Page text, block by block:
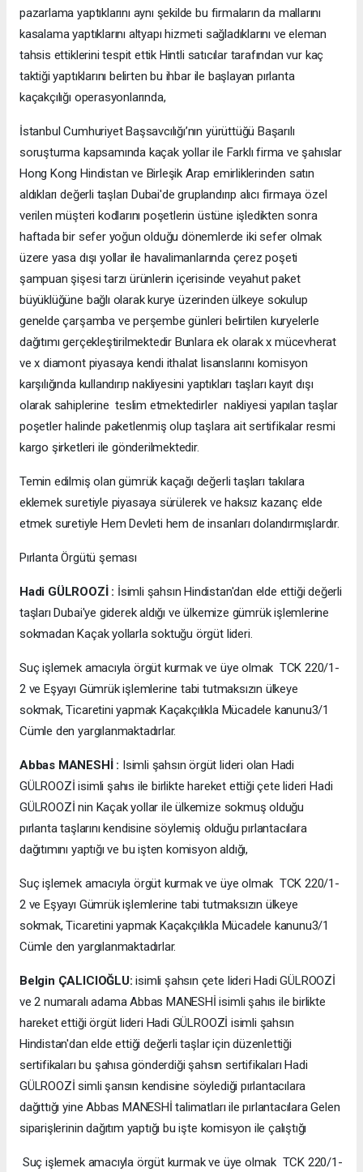
pazarlama yaptıklarını aynı şekilde bu firmaların da mallarını
kasalama yaptıklarını altyapı hizmeti sağladıklarını ve eleman
tahsis ettiklerini tespit ettik Hintli satıcılar tarafından vur kaç
taktiği yaptıklarını belirten bu ihbar ile başlayan pırlanta
kaçakçılığı operasyonlarında,
İstanbul Cumhuriyet Başsavcılığı’nın yürüttüğü Başarılı
soruşturma kapsamında kaçak yollar ile Farklı firma ve şahıslar
Hong Kong Hindistan ve Birleşik Arap emirliklerinden satın
aldıkları değerli taşları Dubai'de gruplandırıp alıcı firmaya özel
verilen müşteri kodlarını poşetlerin üstüne işledikten sonra
haftada bir sefer yoğun olduğu dönemlerde iki sefer olmak
üzere yasa dışı yollar ile havalimanlarında çerez poşeti
şampuan şişesi tarzı ürünlerin içerisinde veyahut paket
büyüklüğüne bağlı olarak kurye üzerinden ülkeye sokulup
genelde çarşamba ve perşembe günleri belirtilen kuryelerle
dağıtımı gerçekleştirilmektedir Bunlara ek olarak x mücevherat
ve x diamont piyasaya kendi ithalat lisanslarını komisyon
karşılığında kullandırıp nakliyesini yaptıkları taşları kayıt dışı
olarak sahiplerine teslim etmektedirler nakliyesi yapılan taşlar
poşetler halinde paketlenmiş olup taşlara ait sertifikalar resmi
kargo şirketleri ile gönderilmektedir.
Temin edilmiş olan gümrük kaçağı değerli taşları takılara
eklemek suretiyle piyasaya sürülerek ve haksız kazanç elde
etmek suretiyle Hem Devleti hem de insanları dolandırmışlardır.
Pırlanta Örgütü şeması
Hadi GÜLROOZİ : İsimli şahsın Hindistan'dan elde ettiği değerli
taşları Dubai'ye giderek aldığı ve ülkemize gümrük işlemlerine
sokmadan Kaçak yollarla soktuğu örgüt lideri.
Suç işlemek amacıyla örgüt kurmak ve üye olmak TCK 220/1-
2 ve Eşyayı Gümrük işlemlerine tabi tutmaksızın ülkeye
sokmak, Ticaretini yapmak Kaçakçılıkla Mücadele kanunu3/1
Cümle den yargılanmaktadırlar.
Abbas MANESHİ : Isimli şahsın örgüt lideri olan Hadi
GÜLROOZİ isimli şahıs ile birlikte hareket ettiği çete lideri Hadi
GÜLROOZİ nin Kaçak yollar ile ülkemize sokmuş olduğu
pırlanta taşlarını kendisine söylemiş olduğu pırlantacılara
dağıtımını yaptığı ve bu işten komisyon aldığı,
Suç işlemek amacıyla örgüt kurmak ve üye olmak TCK 220/1-
2 ve Eşyayı Gümrük işlemlerine tabi tutmaksızın ülkeye
sokmak, Ticaretini yapmak Kaçakçılıkla Mücadele kanunu3/1
Cümle den yargılanmaktadırlar.
Belgin ÇALICIOĞLU: isimli şahsın çete lideri Hadi GÜLROOZİ
ve 2 numaralı adama Abbas MANESHİ isimli şahıs ile birlikte
hareket ettiği örgüt lideri Hadi GÜLROOZİ isimli şahsın
Hindistan'dan elde ettiği değerli taşlar için düzenlettiği
sertifikaları bu şahısa gönderdiği şahsın sertifikaları Hadi
GÜLROOZİ simli şansın kendisine söylediği pırlantacılara
dağıttığı yine Abbas MANESHİ talimatları ile pırlantacılara Gelen
siparişlerinin dağıtım yaptığı bu işte komisyon ile çalıştığı
Suç işlemek amacıyla örgüt kurmak ve üye olmak TCK 220/1-